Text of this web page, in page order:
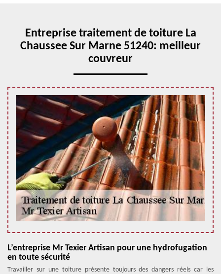
Entreprise traitement de toiture La
Chaussee Sur Marne 51240: meilleur
couvreur
L’entreprise Mr Texier Artisan pour une hydrofugation
en toute sécurité
Travailler sur une toiture présente toujours des dangers réels car les